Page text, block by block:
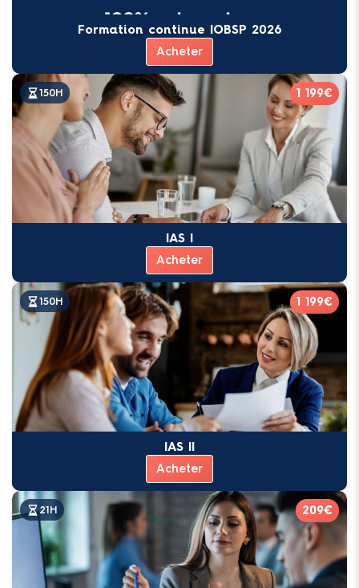
Formation continue IOBSP 2026
Acheter
150H 1 199€
IAS I
Acheter
150H 1 199€
IAS II
Acheter
21H 209€